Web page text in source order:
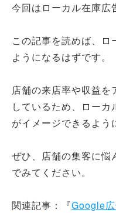
今回はローカル在庫広
この記事を読めば、ロ
ようになるはずです。
店舗の来店率や収益
しているため、ロー
がイメージできるよう
ぜひ、店舗の集客に悩
でみてください。
関連記事：『Google